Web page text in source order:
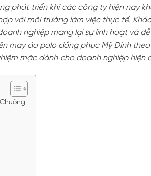
phát triển khi các công ty hiện nay
với môi trường làm việc thực tế.
nghiệp mang lại sự linh hoạt và
may áo polo đồng phục Mỹ Đình
mặc dành cho doanh nghiệp hiện